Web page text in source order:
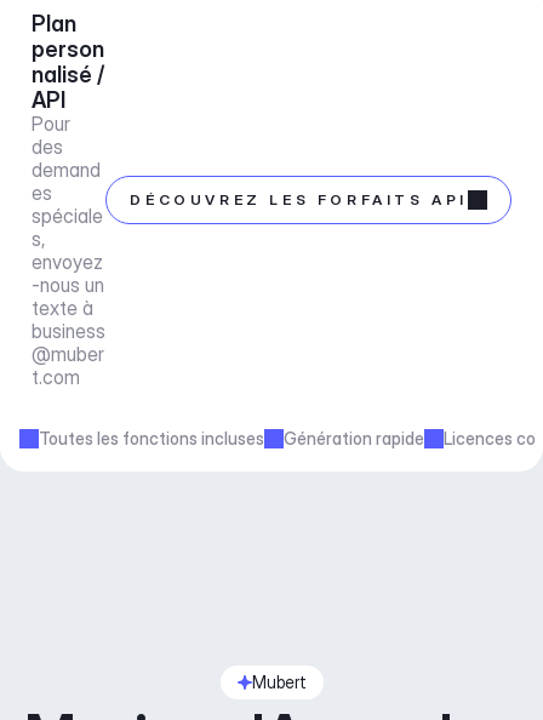
Plan
person
nalisé /
API
Pour
des
demand
es
spéciale
s,
envoyez
-nous un
business
@muber
t.com
DÉCOUVREZ LES FORFAITS API
Toutes les fonctions incluses Génération rapide Licences
Mubert